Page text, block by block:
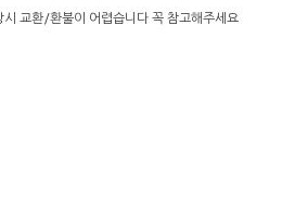
교환/환불이 어렵습니다 꼭 참고해주세요